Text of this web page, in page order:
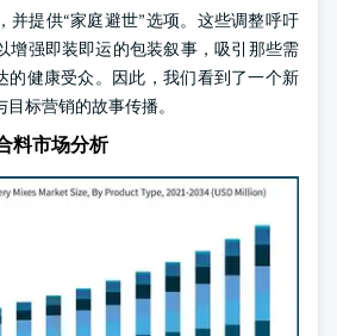
并提供“家庭避世”选项。这些调整呼吁
增强即装即运的包装叙事，吸引那些需
的健康受众。因此，我们看到了一个新
标营销的故事传播。
料市场分析